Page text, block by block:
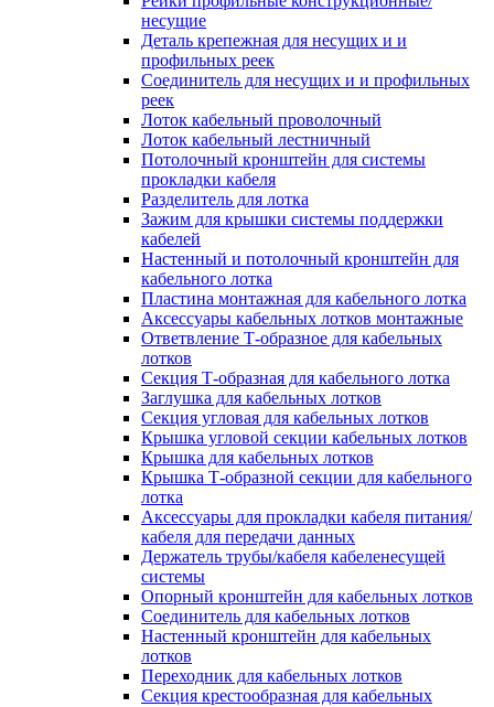
несущие
Деталь крепежная для несущих и и
профильных реек
Соединитель для несущих и и профильных
реек
Лоток кабельный проволочный
Лоток кабельный лестничный
Потолочный кронштейн для системы
прокладки кабеля
Разделитель для лотка
Зажим для крышки системы поддержки
кабелей
Настенный и потолочный кронштейн для
кабельного лотка
Пластина монтажная для кабельного лотка
Аксессуары кабельных лотков монтажные
Ответвление Т-образное для кабельных
лотков
Секция Т-образная для кабельного лотка
Заглушка для кабельных лотков
Секция угловая для кабельных лотков
Крышка угловой секции кабельных лотков
Крышка для кабельных лотков
Крышка Т-образной секции для кабельного
лотка
Аксессуары для прокладки кабеля питания/
кабеля для передачи данных
Держатель трубы/кабеля кабеленесущей
системы
Опорный кронштейн для кабельных лотков
Соединитель для кабельных лотков
Настенный кронштейн для кабельных
лотков
Переходник для кабельных лотков
Секция крестообразная для кабельных